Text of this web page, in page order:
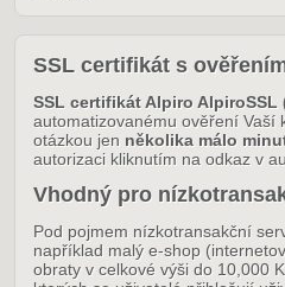
SSL certifikát s
SSL certifikát Alpiro AlpiroSSL
automatizovanému ověření Vaší
otázkou jen několika málo
autorizaci kliknutím na odkaz v
Vhodný pro
Pod pojmem nízkotransakční
například malý e-shop
obraty v celkové výši do 10,000